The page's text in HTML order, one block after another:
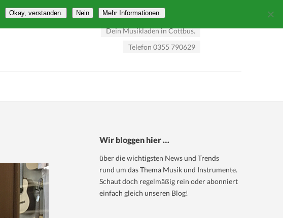
Dein Musikladen in Cottbus.
Telefon 0355 790629
Wir bloggen hier …
über die wichtigsten News und Trends
rund um das Thema Musik und Instrumente.
Schaut doch regelmäßig rein oder abonniert
einfach gleich unseren Blog!
Okay, verstanden. Nein Mehr Informationen.